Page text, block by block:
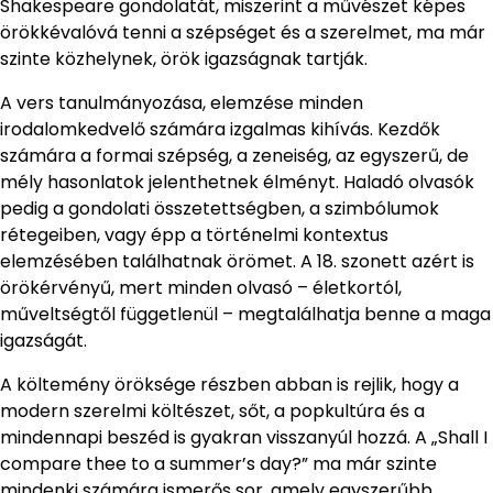
Shakespeare gondolatát, miszerint a művészet képes
örökkévalóvá tenni a szépséget és a szerelmet, ma már
szinte közhelynek, örök igazságnak tartják.
A vers tanulmányozása, elemzése minden
irodalomkedvelő számára izgalmas kihívás. Kezdők
számára a formai szépség, a zeneiség, az egyszerű, de
mély hasonlatok jelenthetnek élményt. Haladó olvasók
pedig a gondolati összetettségben, a szimbólumok
rétegeiben, vagy épp a történelmi kontextus
elemzésében találhatnak örömet. A 18. szonett azért is
örökérvényű, mert minden olvasó – életkortól,
műveltségtől függetlenül – megtalálhatja benne a maga
igazságát.
A költemény öröksége részben abban is rejlik, hogy a
modern szerelmi költészet, sőt, a popkultúra és a
mindennapi beszéd is gyakran visszanyúl hozzá. A „Shall I
compare thee to a summer’s day?” ma már szinte